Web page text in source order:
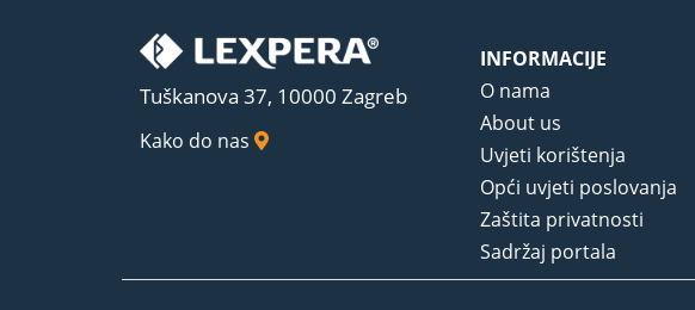
Tuškanova 37, 10000 Zagreb
Kako do nas
INFORMACIJE
O nama
About us
Uvjeti korištenja
Opći uvjeti poslovanja
Zaštita privatnosti
Sadržaj portala